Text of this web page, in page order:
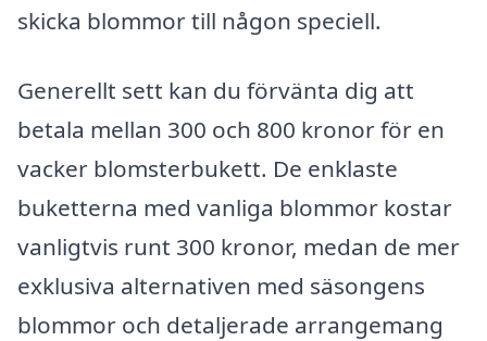
skicka blommor till någon speciell.
Generellt sett kan du förvänta dig att
betala mellan 300 och 800 kronor för en
vacker blomsterbukett. De enklaste
buketterna med vanliga blommor kostar
vanligtvis runt 300 kronor, medan de mer
exklusiva alternativen med säsongens
blommor och detaljerade arrangemang